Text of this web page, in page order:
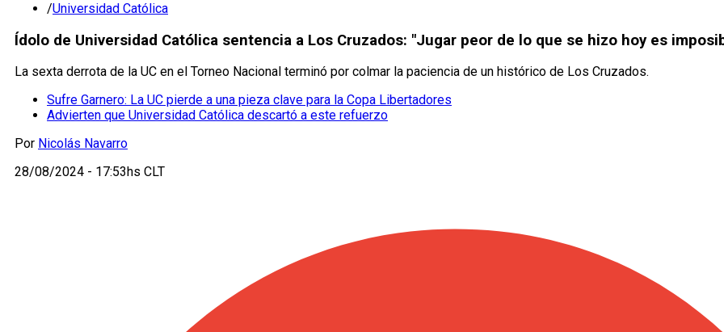
/Universidad Católica
Ídolo de Universidad Católica sentencia a Los Cruzados: "Jugar peor de lo que se hizo hoy es
La sexta derrota de la UC en el Torneo Nacional terminó por colmar la paciencia de un histórico de Los Cruzados.
Sufre Garnero: La UC pierde a una pieza clave para la Copa Libertadores
Advierten que Universidad Católica descartó a este refuerzo
Por Nicolás Navarro
28/08/2024 - 17:53hs CLT